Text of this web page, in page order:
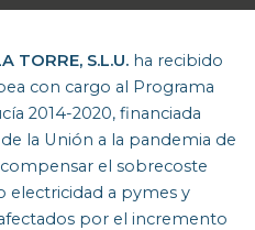
TORRE, S.L.U. ha recibido
con cargo al Programa
2014-2020, financiada
la Unión a la pandemia de
compensar el sobrecoste
electricidad a pymes y
por el incremento